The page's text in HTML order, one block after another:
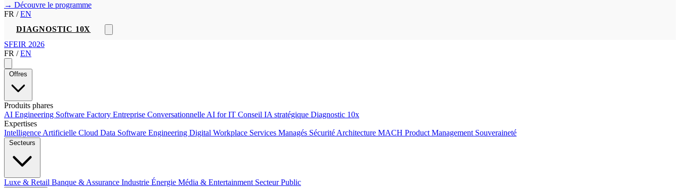
→ Découvre le programme
FR / EN
DIAGNOSTIC 10X
SFEIR 2026
FR / EN
Offres
Produits phares
AI Engineering Software Factory Entreprise Conversationnelle AI for IT Conseil IA stratégique Diagnostic 10x
Expertises
Intelligence Artificielle Cloud Data Software Engineering Digital Workplace Services Managés Sécurité Architecture MACH Product Management Souveraineté
Secteurs
Luxe & Retail Banque & Assurance Industrie Énergie Média & Entertainment Secteur Public